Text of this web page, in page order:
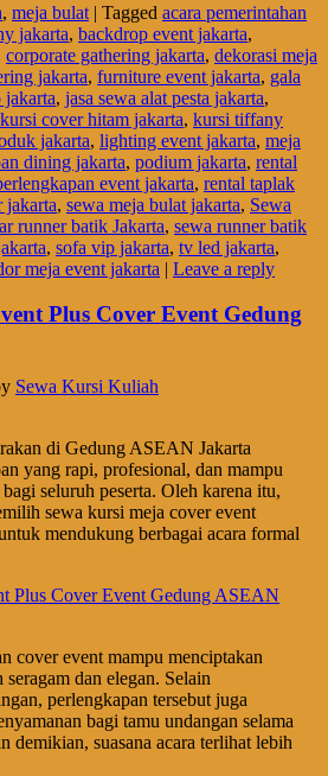
, meja bulat | Tagged acara pemerintahan
jakarta, backdrop event jakarta,
corporate gathering jakarta, dekorasi meja
jakarta, furniture event jakarta, gala
jakarta, jasa sewa alat pesta jakarta,
kursi cover hitam jakarta, kursi tiffany
jakarta, lighting event jakarta, meja
dining jakarta, podium jakarta, rental
event jakarta, rental taplak
jakarta, sewa meja bulat jakarta, Sewa
runner batik Jakarta, sewa runner batik
, sofa vip jakarta, tv led jakarta,
meja event jakarta | Leave a reply
Plus Cover Event Gedung
Sewa Kursi Kuliah
di Gedung ASEAN Jakarta
yang rapi, profesional, dan mampu
seluruh peserta. Oleh karena itu,
sewa kursi meja cover event
mendukung berbagai acara formal
cover event mampu menciptakan
dan elegan. Selain
perlengkapan tersebut juga
bagi tamu undangan selama
demikian, suasana acara terlihat lebih